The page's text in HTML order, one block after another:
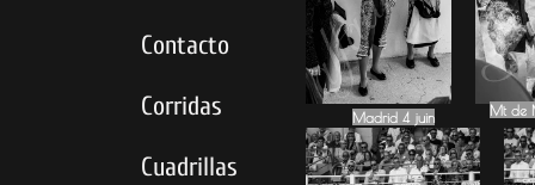
Contacto
Corridas
Cuadrillas
Mt de
Mt de
Madrid 4 juin